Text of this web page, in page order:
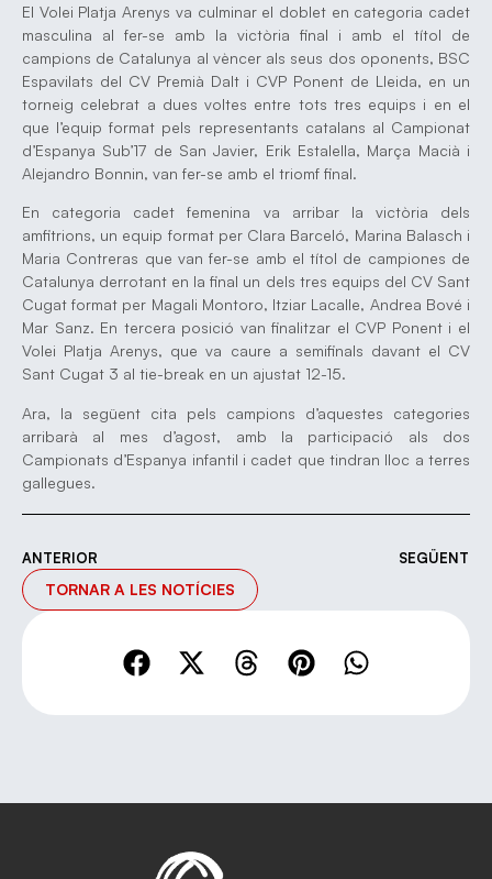
El Volei Platja Arenys va culminar el doblet en categoria cadet
masculina al fer-se amb la victòria final i amb el títol de
campions de Catalunya al vèncer als seus dos oponents, BSC
Espavilats del CV Premià Dalt i CVP Ponent de Lleida, en un
torneig celebrat a dues voltes entre tots tres equips i en el
que l’equip format pels representants catalans al Campionat
d’Espanya Sub’17 de San Javier, Erik Estalella, Marça Macià i
Alejandro Bonnin, van fer-se amb el triomf final.
En categoria cadet femenina va arribar la victòria dels
amfitrions, un equip format per Clara Barceló, Marina Balasch i
Maria Contreras que van fer-se amb el títol de campiones de
Catalunya derrotant en la final un dels tres equips del CV Sant
Cugat format per Magali Montoro, Itziar Lacalle, Andrea Bové i
Mar Sanz. En tercera posició van finalitzar el CVP Ponent i el
Volei Platja Arenys, que va caure a semifinals davant el CV
Sant Cugat 3 al tie-break en un ajustat 12-15.
Ara, la següent cita pels campions d’aquestes categories
arribarà al mes d’agost, amb la participació als dos
Campionats d’Espanya infantil i cadet que tindran lloc a terres
gallegues.
ANTERIOR SEGÜENT
TORNAR A LES NOTÍCIES